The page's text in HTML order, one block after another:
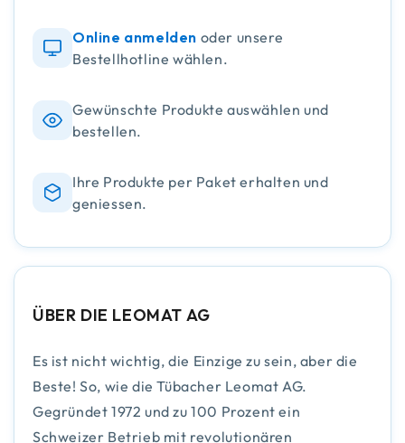
Online anmelden oder unsere
Bestellhotline wählen.
Gewünschte Produkte auswählen und
bestellen.
Ihre Produkte per Paket erhalten und
geniessen.
ÜBER DIE LEOMAT AG
Es ist nicht wichtig, die Einzige zu sein, aber die
Beste! So, wie die Tübacher Leomat AG.
Gegründet 1972 und zu 100 Prozent ein
Schweizer Betrieb mit revolutionären